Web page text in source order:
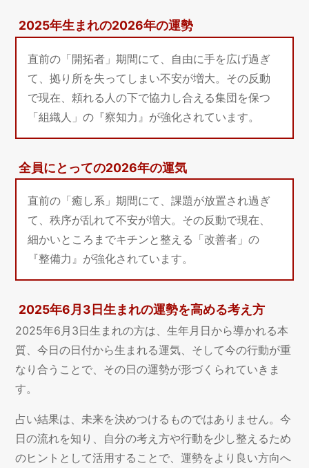
2025年生まれの2026年の運勢
直前の「開拓者」期間にて、自由に手を広げ過ぎ
て、拠り所を失ってしまい不安が増大。その反動
で現在、頼れる人の下で協力し合える集団を保つ
「組織人」の『察知力』が強化されています。
全員にとっての2026年の運気
直前の「癒し系」期間にて、課題が放置され過ぎ
て、秩序が乱れて不安が増大。その反動で現在、
細かいところまでキチンと整える「改善者」の
『整備力』が強化されています。
2025年6月3日生まれの運勢を高める考え方
2025年6月3日生まれの方は、生年月日から導かれる本
質、今日の日付から生まれる運気、そして今の行動が重
なり合うことで、その日の運勢が形づくられていきま
す。
占い結果は、未来を決めつけるものではありません。今
日の流れを知り、自分の考え方や行動を少し整えるため
のヒントとして活用することで、運勢をより良い方向へ